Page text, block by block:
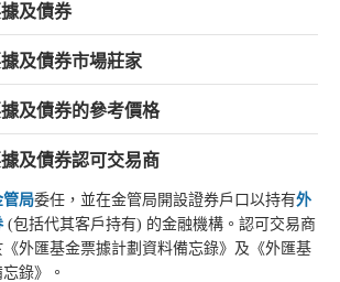
及債券
及債券市場莊家
及債券的參考價格
及債券認可交易商
管局委任，並在金管局開設證券戶口以持有外
(包括代其客戶持有) 的金融機構。認可交易商
外匯基金票據計劃資料備忘錄》及《外匯基
錄》。